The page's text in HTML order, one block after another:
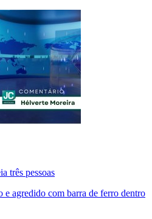
três pessoas
e agredido com barra de ferro dentro